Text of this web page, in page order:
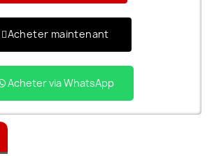
Acheter maintenant
Acheter via WhatsApp